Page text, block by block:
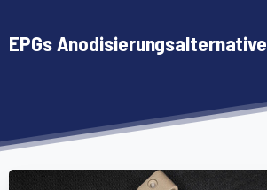
EPGs Anodisierungsalternative